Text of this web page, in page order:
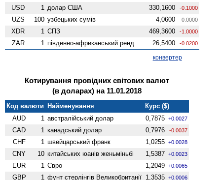
USD 1 долар США 330,1600 -0.1000
UZS 100 узбецьких сумів 4,0600 0.0000
XDR 1 СПЗ 469,3600 -1.0000
ZAR 1 південно-африканський ренд 26,5400 -0.0200
конвертер
Котирування провідних світових валют
(в доларах) на 11.01.2018
Код валюти Найменування
Курс ($)
AUD
1 австралійський долар 0,7875 +0.0027
CAD 1 канадський долар 0,7976 -0.0037
CHF 1 швейцарський франк 1,0255 +0.0028
CNY 10 китайських юанів женьмiньбi 1,5387 +0.0023
EUR 1 Євро 1,2049 +0.0065
GBP 1 фунт стерлінгів Велико­британії 1,3535 +0.0006